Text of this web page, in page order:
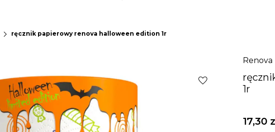
chevron_right ręcznik papierowy renova halloween edition 1r
Renova
1r
17,30
favorite